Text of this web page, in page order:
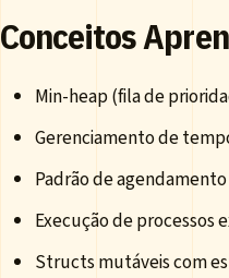
Conceitos
Min-heap (fila de
Gerenciamento de
Padrão de
Execução de processos
Structs mutáveis com